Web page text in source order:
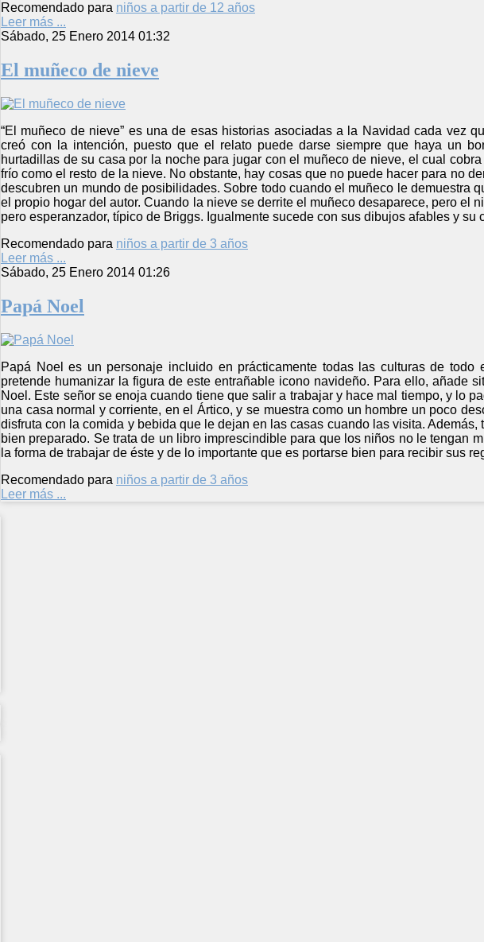
Recomendado para niños a partir de 12 años
Leer más ...
Sábado, 25 Enero 2014 01:32
El muñeco de nieve
“El muñeco de nieve” es una de esas historias asociadas a la Navidad cada vez
creó con la intención, puesto que el relato puede darse siempre que haya un
hurtadillas de su casa por la noche para jugar con el muñeco de nieve, el cual
frío como el resto de la nieve. No obstante, hay cosas que no puede hacer para no
descubren un mundo de posibilidades. Sobre todo cuando el muñeco le demuestra
el propio hogar del autor. Cuando la nieve se derrite el muñeco desaparece, pero el
pero esperanzador, típico de Briggs. Igualmente sucede con sus dibujos afables y su
Recomendado para niños a partir de 3 años
Leer más ...
Sábado, 25 Enero 2014 01:26
Papá Noel
Papá Noel es un personaje incluido en prácticamente todas las culturas de
pretende humanizar la figura de este entrañable icono navideño. Para ello, añade
Noel. Este señor se enoja cuando tiene que salir a trabajar y hace mal tiempo, y lo
una casa normal y corriente, en el Ártico, y se muestra como un hombre un poco
disfruta con la comida y bebida que le dejan en las casas cuando las visita.
bien preparado. Se trata de un libro imprescindible para que los niños no le tengan
la forma de trabajar de éste y de lo importante que es portarse bien para recibir sus
Recomendado para niños a partir de 3 años
Leer más ...